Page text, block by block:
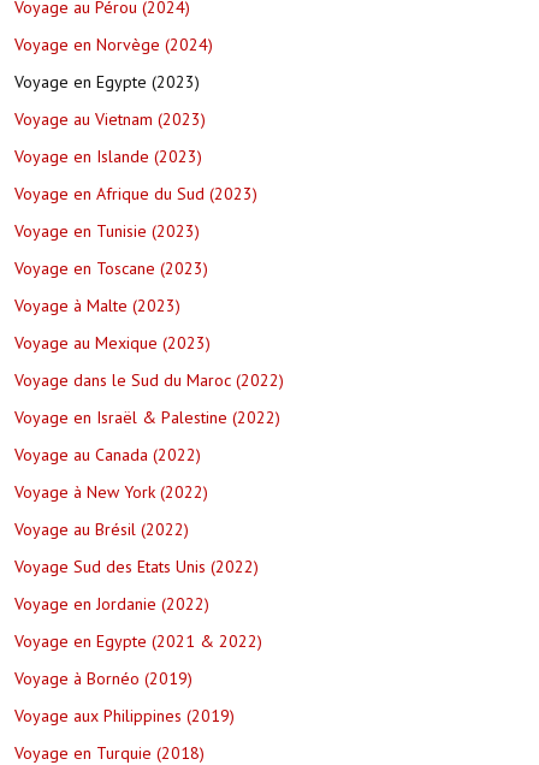
Voyage au Pérou (2024)
Voyage en Norvège (2024)
Voyage en Egypte (2023)
Voyage au Vietnam (2023)
Voyage en Islande (2023)
Voyage en Afrique du Sud (2023)
Voyage en Tunisie (2023)
Voyage en Toscane (2023)
Voyage à Malte (2023)
Voyage au Mexique (2023)
Voyage dans le Sud du Maroc (2022)
Voyage en Israël & Palestine (2022)
Voyage au Canada (2022)
Voyage à New York (2022)
Voyage au Brésil (2022)
Voyage Sud des Etats Unis (2022)
Voyage en Jordanie (2022)
Voyage en Egypte (2021 & 2022)
Voyage à Bornéo (2019)
Voyage aux Philippines (2019)
Voyage en Turquie (2018)